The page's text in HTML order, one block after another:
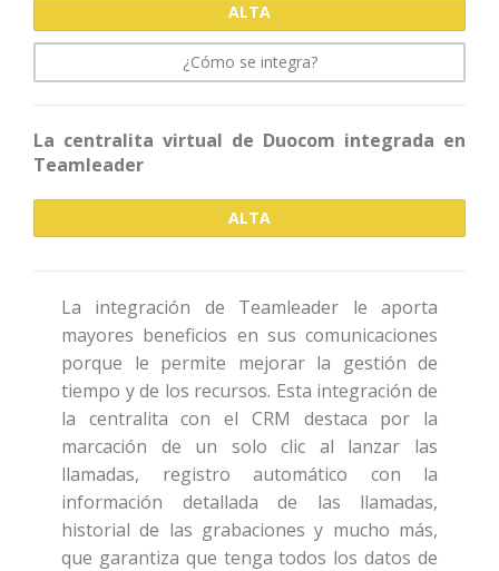
ALTA
¿Cómo se integra?
La centralita virtual de Duocom integrada en
Teamleader
ALTA
La integración de Teamleader le aporta
mayores beneficios en sus comunicaciones
porque le permite mejorar la gestión de
tiempo y de los recursos. Esta integración de
la centralita con el CRM destaca por la
marcación de un solo clic al lanzar las
llamadas, registro automático con la
información detallada de las llamadas,
historial de las grabaciones y mucho más,
que garantiza que tenga todos los datos de